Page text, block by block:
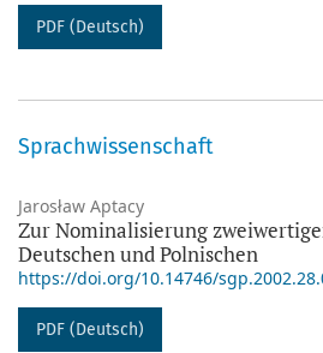
PDF (Deutsch)
Sprachwissenschaft
Jarosław Aptacy
Zur Nominalisierung
Deutschen und Polnischen
https://doi.org/10.14746/
PDF (Deutsch)